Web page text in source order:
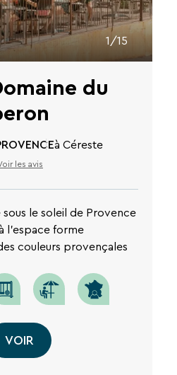
1/15
du
à Céreste
les avis
le soleil de Provence
l'espace forme
couleurs provençales
VOIR